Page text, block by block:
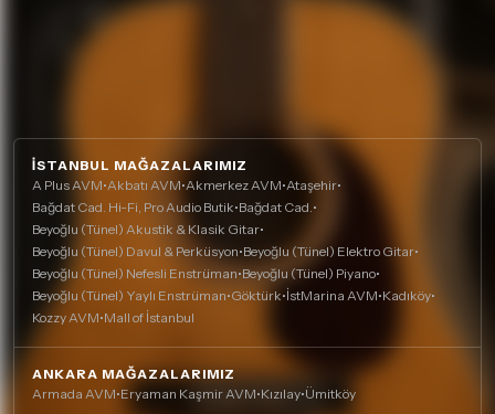
İSTANBUL MAĞAZALARIMIZ
A Plus AVM•Akbatı AVM•Akmerkez AVM•Ataşehir•
Bağdat Cad. Hi-Fi, Pro Audio Butik•Bağdat Cad.•
Beyoğlu (Tünel) Akustik & Klasik Gitar•
Beyoğlu (Tünel) Davul & Perküsyon•Beyoğlu (Tünel) Elektro Gitar•
Beyoğlu (Tünel) Nefesli Enstrüman•Beyoğlu (Tünel) Piyano•
Beyoğlu (Tünel) Yaylı Enstrüman•Göktürk•İstMarina AVM•Kadıköy•
Kozzy AVM•Mall of İstanbul
ANKARA MAĞAZALARIMIZ
Armada AVM•Eryaman Kaşmir AVM•Kızılay•Ümitköy